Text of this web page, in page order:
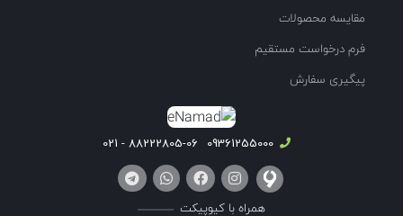
مقایسه محصولات
فرم درخواست مستقیم
پیگیری سفارش
09361255000
88222805-06 - 021
همراه با کیوپیکت